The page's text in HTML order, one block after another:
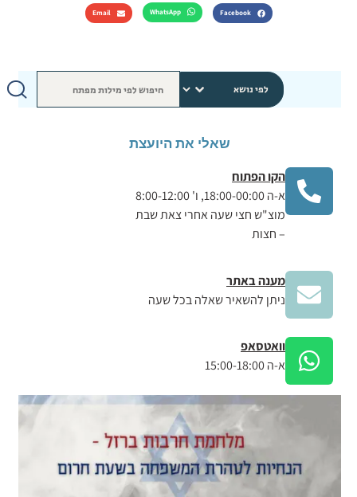
שאלי את היועצת
הקו הפתוח
א-ה 18:00-00:00, ו' 8:00-12:00
מוצ"ש חצי שעה אחרי צאת שבת
– חצות
מענה באתר
ניתן להשאיר שאלה בכל שעה
וואטסאפ
א-ה 15:00-18:00
Facebook
WhatsApp
Email